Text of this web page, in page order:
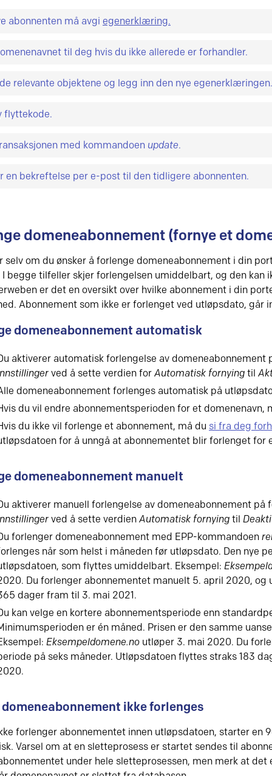
abonnenten må avgi egenerklæring.
til deg hvis du ikke allerede er forhandler.
relevante objektene og legg inn den nye egenerklæringen.
minimum endre abonnentobjektet og legge inn nye
er en fellesbetegnelse for entiteter i databasen. For hver
Oversikt over alle objekter og tilhørende attributter finnes i
flyttekode.
ha minst 8 tegn og maksimalt 64 tegn. Tegnene må
med kommandoen update.
til at domenenavnet får ny registreringsdato og ny
en bekreftelse per e-post til den tidligere abonnenten.
domeneabonnement (fornye et
selv om du ønsker å forlenge domeneabonnement i din
begge tilfeller skjer forlengelsen umiddelbart, og den kan
er det en oversikt over hvilke abonnement i din
Abonnement som ikke er forlenget ved utløpsdato, går
domeneabonnement automatisk
aktiverer automatisk forlengelse av domeneabonnement
ved å sette verdien for Automatisk fornying til
domeneabonnement forlenges automatisk på
du vil endre abonnementsperioden for et domenenavn,
du ikke vil forlenge et abonnement, må du si fra deg
for å unngå at abonnementet blir forlenget for
domeneabonnement manuelt
aktiverer manuell forlengelse av domeneabonnement på
ved å sette verdien Automatisk fornying til
forlenger domeneabonnement med EPP-kommandoen
når som helst i måneden før utløpsdato. Den nye
som flyttes umiddelbart. Eksempel:
Du forlenger abonnementet manuelt 5. april 2020,
dager fram til 3. mai 2021.
kan velge en kortere abonnementsperiode enn
er én måned. Prisen er den samme
Eksempeldomene.no utløper 3. mai 2020. Du
på seks måneder. Utløpsdatoen flyttes straks 183
domeneabonnement ikke forlenges
forlenger abonnementet innen utløpsdatoen, starter en
Varsel om at en sletteprosess er startet sendes til
under hele sletteprosessen, men merk at det